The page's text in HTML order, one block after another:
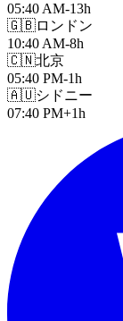
05:40 AM-13h
🇬🇧ロンドン
10:40 AM-8h
🇨🇳北京
05:40 PM-1h
🇦🇺シドニー
07:40 PM+1h